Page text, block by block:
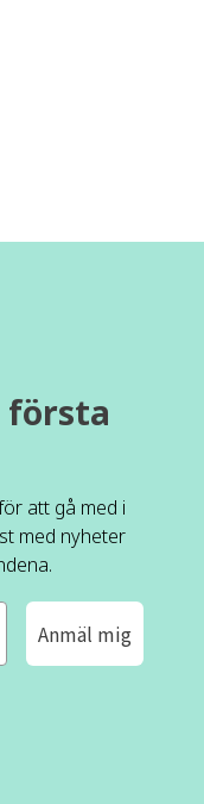
första
att gå med i
med nyheter
Anmäl mig